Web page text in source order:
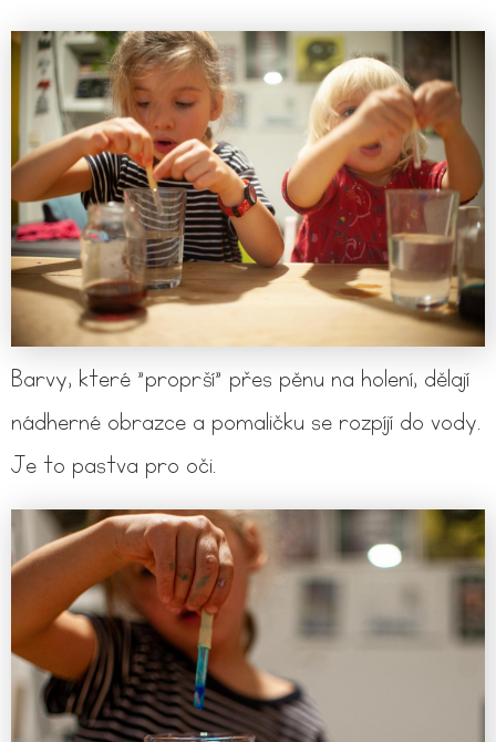
Barvy, které "proprší" přes pěnu na holení, dělají
nádherné obrazce a pomaličku se rozpíjí do vody.
Je to pastva pro oči.